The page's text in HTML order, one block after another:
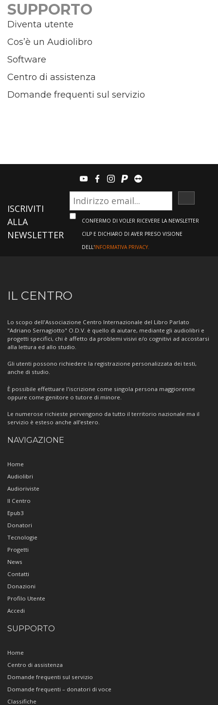
SUPPORTO
Diventa utente
Cos’è un Audiolibro
Software
Centro di assistenza
Domande frequenti sul servizio
youtubefacebook
instagram
paypalteamviewer
ISCRIVITI
ALLA
NEWSLETTER
CONFERMO DI VOLER RICEVERE LA NEWSLETTER
CILP E DICHIARO DI AVER PRESO VISIONE
DELL'INFORMATIVA PRIVACY.
Informazioni
sul
Centro
IL CENTRO
Lo scopo dell'Associazione Centro Internazionale del Libro Parlato
"Adriano Sernagiotto" O.D.V. è quello di aiutare, mediante gli audiolibri e
progetti specifici, chi è affetto da problemi visivi e/o cognitivi ad accostarsi
alla lettura ed allo studio.
Gli utenti possono richiedere la registrazione personalizzata dei testi,
anche di studio.
È possibile effettuare l'iscrizione come singola persona maggiorenne
oppure come genitore o tutore di minore.
Le numerose richieste pervengono da tutto il territorio nazionale ma il
servizio è esteso anche all’estero.
NAVIGAZIONE
Home
Audiolibri
Audioriviste
Il Centro
Epub3
Donatori
Tecnologie
Progetti
News
Contatti
Donazioni
Profilo Utente
Accedi
SUPPORTO
Home
Centro di assistenza
Domande frequenti sul servizio
Domande frequenti – donatori di voce
Classifiche